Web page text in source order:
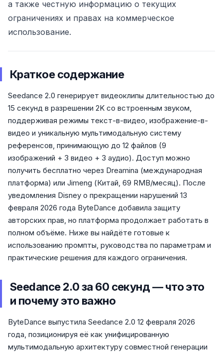
а также честную информацию о текущих
ограничениях и правах на коммерческое
использование.
Краткое содержание
Seedance 2.0 генерирует видеоклипы длительностью до
15 секунд в разрешении 2K со встроенным звуком,
поддерживая режимы текст-в-видео, изображение-в-
видео и уникальную мультимодальную систему
референсов, принимающую до 12 файлов (9
изображений + 3 видео + 3 аудио). Доступ можно
получить бесплатно через Dreamina (международная
платформа) или Jimeng (Китай, 69 RMB/месяц). После
уведомления Disney о прекращении нарушений 13
февраля 2026 года ByteDance добавила защиту
авторских прав, но платформа продолжает работать в
полном объёме. Ниже вы найдёте готовые к
использованию промпты, руководства по параметрам и
практические решения для каждого ограничения.
Seedance 2.0 за 60 секунд — что это
и почему это важно
ByteDance выпустила Seedance 2.0 12 февраля 2026
года, позиционируя её как унифицированную
мультимодальную архитектуру совместной генерации